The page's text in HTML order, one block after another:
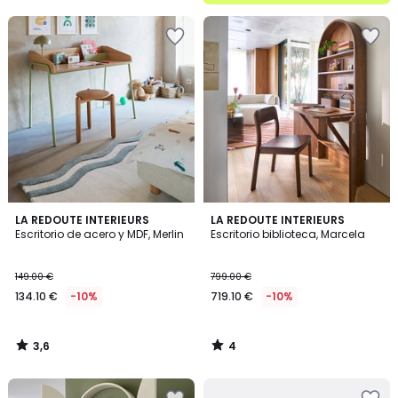
LA REDOUTE INTERIEURS
Escritorio de acero y MDF, Merlin
149.00 €
134.10 € -10%
3,6
/ 5
3,6
/
LA REDOUTE INTERIEURS
Escritorio biblioteca, Marcela
799.00 €
719.10 € -10%
4
/
4
/